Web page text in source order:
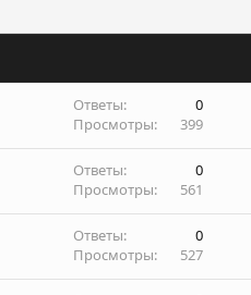
Ответы
0
Просмотры
399
Ответы
0
Просмотры
561
Ответы
0
Просмотры
527